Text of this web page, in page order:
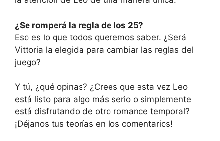
¿Se romperá la regla de los 25?
Eso es lo que todos queremos saber. ¿Será
Vittoria la elegida para cambiar las reglas del
juego?
Y tú, ¿qué opinas? ¿Crees que esta vez Leo
está listo para algo más serio o simplemente
está disfrutando de otro romance temporal?
¡Déjanos tus teorías en los comentarios!